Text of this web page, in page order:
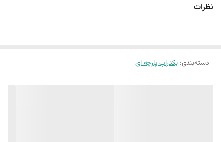
10 الی 15 درصد تفاوت در چاپ وجود دارد
نظرات
دسته‌بندی: بکدراپ پارچه ای